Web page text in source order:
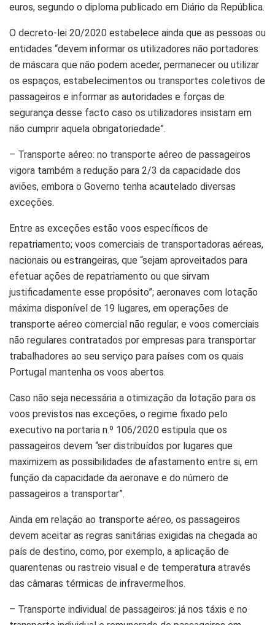
euros, segundo o diploma publicado em Diário da República.
O decreto-lei 20/2020 estabelece ainda que as pessoas ou
entidades “devem informar os utilizadores não portadores
de máscara que não podem aceder, permanecer ou utilizar
os espaços, estabelecimentos ou transportes coletivos de
passageiros e informar as autoridades e forças de
segurança desse facto caso os utilizadores insistam em
não cumprir aquela obrigatoriedade”.
– Transporte aéreo: no transporte aéreo de passageiros
vigora também a redução para 2/3 da capacidade dos
aviões, embora o Governo tenha acautelado diversas
exceções.
Entre as exceções estão voos específicos de
repatriamento; voos comerciais de transportadoras aéreas,
nacionais ou estrangeiras, que “sejam aproveitados para
efetuar ações de repatriamento ou que sirvam
justificadamente esse propósito”; aeronaves com lotação
máxima disponível de 19 lugares, em operações de
transporte aéreo comercial não regular; e voos comerciais
não regulares contratados por empresas para transportar
trabalhadores ao seu serviço para países com os quais
Portugal mantenha os voos abertos.
Caso não seja necessária a otimização da lotação para os
voos previstos nas exceções, o regime fixado pelo
executivo na portaria n.º 106/2020 estipula que os
passageiros devem “ser distribuídos por lugares que
maximizem as possibilidades de afastamento entre si, em
função da capacidade da aeronave e do número de
passageiros a transportar”.
Ainda em relação ao transporte aéreo, os passageiros
devem aceitar as regras sanitárias exigidas na chegada ao
país de destino, como, por exemplo, a aplicação de
quarentenas ou rastreio visual e de temperatura através
das câmaras térmicas de infravermelhos.
– Transporte individual de passageiros: já nos táxis e no